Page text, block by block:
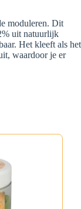
moduleren. Dit
uit natuurlijk
Het kleeft als het
waardoor je er